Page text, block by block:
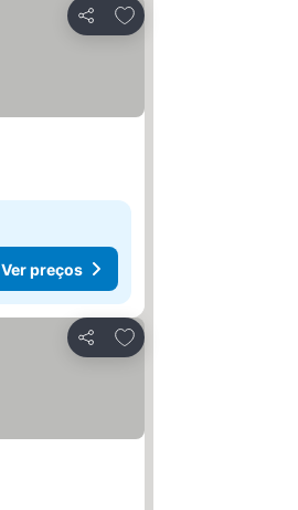
Partilhar
Adicionar aos favoritos
Ver preços
Partilhar
Adicionar aos favoritos